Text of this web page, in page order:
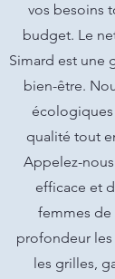
vos besoins
budget. Le
Simard est une
bien-être.
qualité tout
Appelez-
efficace et
femmes
profondeur les
les grilles,